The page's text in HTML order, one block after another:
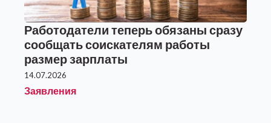
Работодатели теперь обязаны сразу
сообщать соискателям работы
размер зарплаты
14.07.2026
Заявления